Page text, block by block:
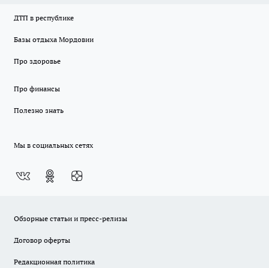
ДТП в республике
Базы отдыха Мордовии
Про здоровье
Про финансы
Полезно знать
Мы в социальных сетях
Обзорные статьи и пресс-релизы
Договор оферты
Редакционная политика